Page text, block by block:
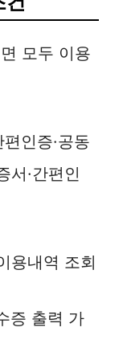
모두 이용
인증·공동
서·간편인
용내역 조회
증 출력 가